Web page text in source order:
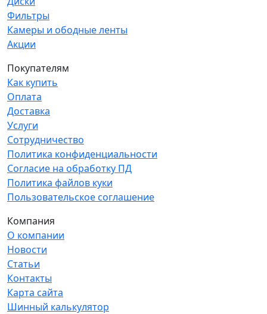
Фильтры
Камеры и ободные ленты
Акции
Покупателям
Как купить
Оплата
Доставка
Услуги
Сотрудничество
Политика конфиденциальности
Согласие на обработку ПД
Политика файлов куки
Пользовательское соглашение
Компания
О компании
Новости
Статьи
Контакты
Карта сайта
Шинный калькулятор